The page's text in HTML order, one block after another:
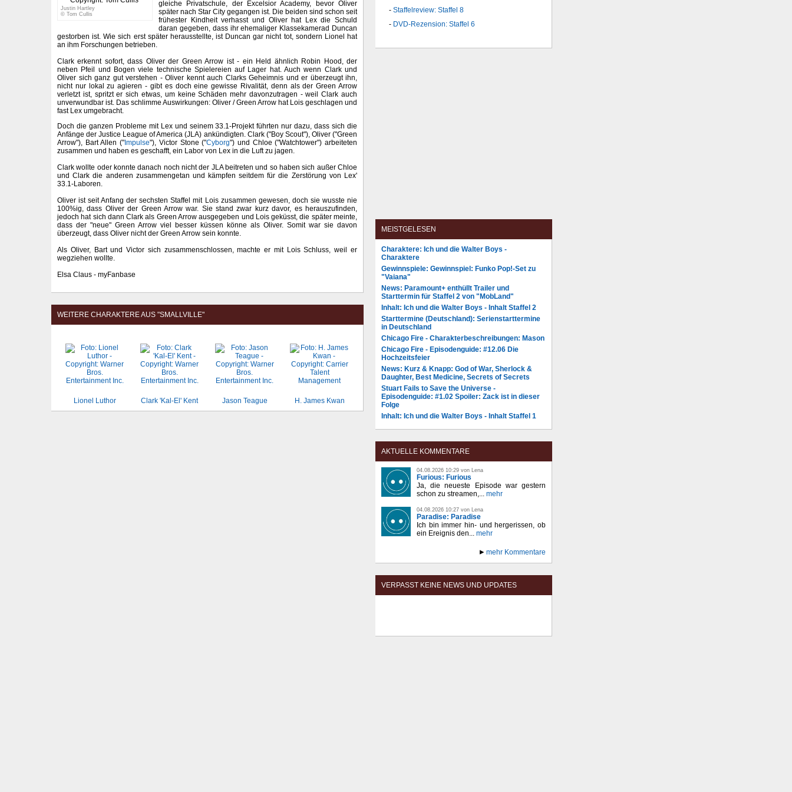
Justin Hartley
© Tom Cullis
gleiche Privatschule, der Excelsior Academy, bevor Oliver
später nach Star City gegangen ist. Die beiden sind schon seit
frühester Kindheit verhasst und Oliver hat Lex die Schuld
daran gegeben, dass ihr ehemaliger Klassekamerad Duncan
gestorben ist. Wie sich erst später herausstellte, ist Duncan gar nicht tot, sondern Lionel hat
an ihm Forschungen betrieben.
Clark erkennt sofort, dass Oliver der Green Arrow ist - ein Held ähnlich Robin Hood, der
neben Pfeil und Bogen viele technische Spielereien auf Lager hat. Auch wenn Clark und
Oliver sich ganz gut verstehen - Oliver kennt auch Clarks Geheimnis und er überzeugt ihn,
nicht nur lokal zu agieren - gibt es doch eine gewisse Rivalität, denn als der Green Arrow
verletzt ist, spritzt er sich etwas, um keine Schäden mehr davonzutragen - weil Clark auch
unverwundbar ist. Das schlimme Auswirkungen: Oliver / Green Arrow hat Lois geschlagen und
fast Lex umgebracht.
Doch die ganzen Probleme mit Lex und seinem 33.1-Projekt führten nur dazu, dass sich die
Anfänge der Justice League of America (JLA) ankündigten. Clark ("Boy Scout"), Oliver ("Green
Arrow"), Bart Allen (" Impulse"), Victor Stone ("Cyborg") und Chloe ("Watchtower") arbeiteten
zusammen und haben es geschafft, ein Labor von Lex in die Luft zu jagen.
Clark wollte oder konnte danach noch nicht der JLA beitreten und so haben sich außer Chloe
und Clark die anderen zusammengetan und kämpfen seitdem für die Zerstörung von Lex'
33.1-Laboren.
Oliver ist seit Anfang der sechsten Staffel mit Lois zusammen gewesen, doch sie wusste nie
100%ig, dass Oliver der Green Arrow war. Sie stand zwar kurz davor, es herauszufinden,
jedoch hat sich dann Clark als Green Arrow ausgegeben und Lois geküsst, die später meinte,
dass der "neue" Green Arrow viel besser küssen könne als Oliver. Somit war sie davon
überzeugt, dass Oliver nicht der Green Arrow sein konnte.
Als Oliver, Bart und Victor sich zusammenschlossen, machte er mit Lois Schluss, weil er
wegziehen wollte.
Elsa Claus - myFanbase
WEITERE CHARAKTERE AUS "SMALLVILLE"
Lionel Luthor Clark 'Kal-El' Kent Jason Teague H. James Kwan
Staffelreview: Staffel 8
DVD-Rezension: Staffel 6
MEISTGELESEN
Charaktere: Ich und die Walter Boys -
Charaktere
Gewinnspiele: Gewinnspiel: Funko Pop!-Set zu
"Vaiana"
News: Paramount+ enthüllt Trailer und
Starttermin für Staffel 2 von "MobLand"
Inhalt: Ich und die Walter Boys - Inhalt Staffel 2
Starttermine (Deutschland): Serienstarttermine
in Deutschland
Chicago Fire - Charakterbeschreibungen: Mason
Chicago Fire - Episodenguide: #12.06 Die
Hochzeitsfeier
News: Kurz & Knapp: God of War, Sherlock &
Daughter, Best Medicine, Secrets of Secrets
Stuart Fails to Save the Universe -
Episodenguide: #1.02 Spoiler: Zack ist in dieser
Folge
Inhalt: Ich und die Walter Boys - Inhalt Staffel 1
AKTUELLE KOMMENTARE
04.08.2026 10:29 von Lena
Furious: Furious
Ja, die neueste Episode war gestern
schon zu streamen,... mehr
04.08.2026 10:27 von Lena
Paradise: Paradise
Ich bin immer hin- und hergerissen, ob
ein Ereignis den... mehr
mehr Kommentare
VERPASST KEINE NEWS UND UPDATES